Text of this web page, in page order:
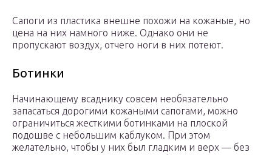
Сапоги из пластика внешне похожи на кожаные, но
цена на них намного ниже. Однако они не
пропускают воздух, отчего ноги в них потеют.
Ботинки
Начинающему всаднику совсем необязательно
запасаться дорогими кожаными сапогами, можно
ограничиться жесткими ботинками на плоской
подошве с небольшим каблуком. При этом
желательно, чтобы у них был гладким и верх — без